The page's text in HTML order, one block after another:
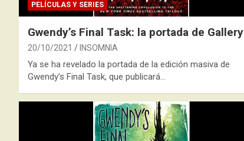
PELÍCULAS Y SERIES
Gwendy’s Final Task: la portada de Gallery
20/10/2021 INSOMNIA
Ya se ha revelado la portada de la edición masiva de
Gwendy's Final Task, que publicará…